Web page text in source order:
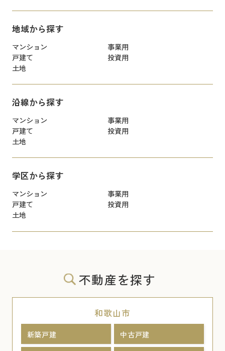
地域から探す
マンション
事業用
戸建て
投資用
土地
沿線から探す
マンション
事業用
戸建て
投資用
土地
学区から探す
マンション
事業用
戸建て
投資用
土地
不動産を探す
和歌山市
新築戸建 中古戸建